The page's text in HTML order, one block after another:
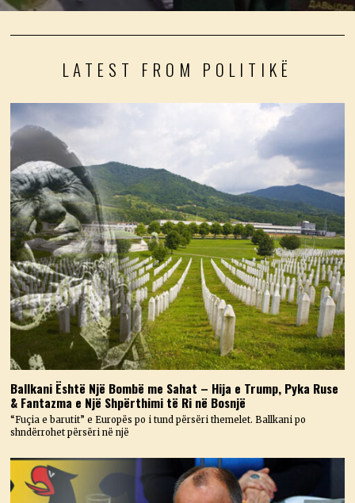
LATEST FROM POLITIKË
Ballkani Është Një Bombë me Sahat – Hija e Trump, Pyka Ruse
& Fantazma e Një Shpërthimi të Ri në Bosnjë
“Fuçia e barutit” e Europës po i tund përsëri themelet. Ballkani po
shndërrohet përsëri në një